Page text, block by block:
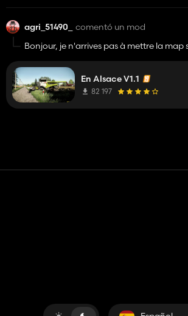
agri_51490_ comentó un mod
Bonjour, je n'arrives pas à mettre la map
serveur. Merci
En Alsace V1.1
82 197